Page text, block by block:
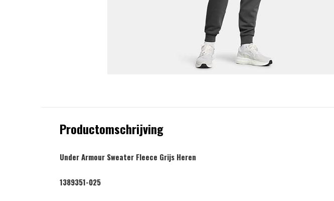
Productomschrijving
Under Armour Sweater Fleece Grijs Heren
1389351-025